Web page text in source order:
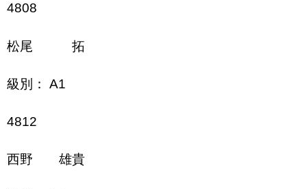
4808
松尾 拓
級別： A1
4812
西野 雄貴